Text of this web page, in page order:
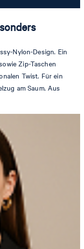
Nylon-Design. Ein
Zip-Taschen
Twist. Für ein
am Saum. Aus